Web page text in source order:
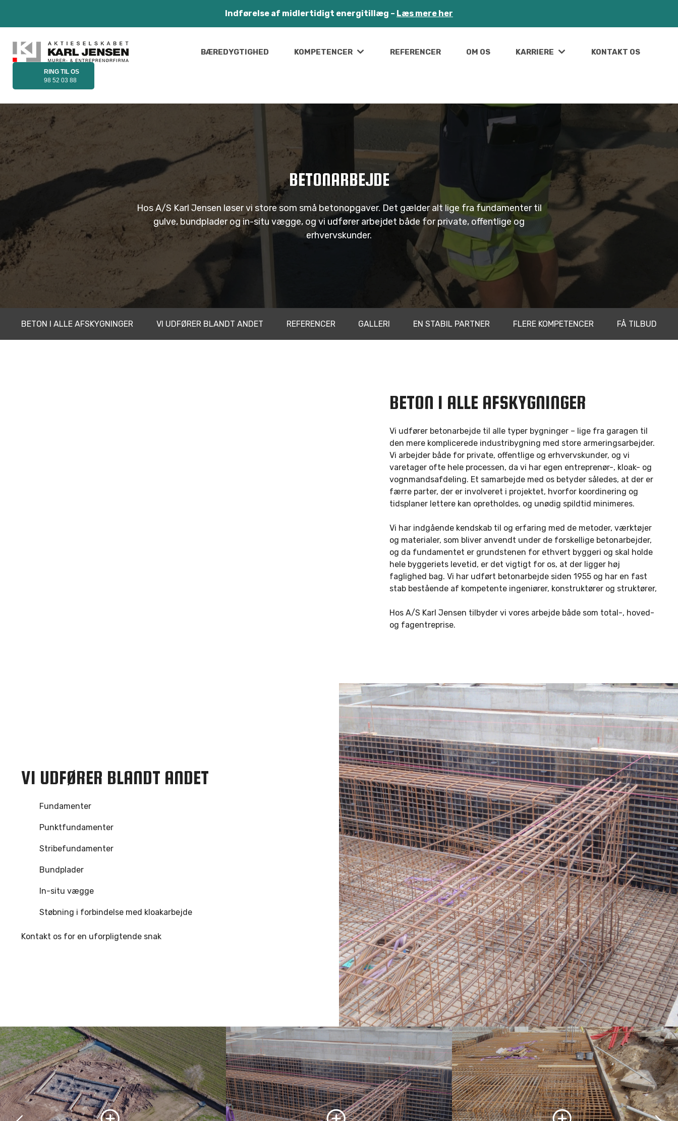
Indførelse af midlertidigt energitillæg – Læs mere her
BÆREDYGTIGHED KOMPETENCER REFERENCER OM OS KARRIERE KONTAKT OS
RING TIL OS
98 52 03 88
BETONARBEJDE
Hos A/S Karl Jensen løser vi store som små betonopgaver. Det gælder alt lige fra fundamenter til
gulve, bundplader og in-situ vægge, og vi udfører arbejdet både for private, offentlige og
erhvervskunder.
BETON I ALLE AFSKYGNINGER VI UDFØRER BLANDT ANDET REFERENCER GALLERI EN STABIL PARTNER FLERE KOMPETENCER FÅ TILBUD
BETON I ALLE AFSKYGNINGER
Vi udfører betonarbejde til alle typer bygninger – lige fra garagen til
den mere komplicerede industribygning med store armeringsarbejder.
Vi arbejder både for private, offentlige og erhvervskunder, og vi
varetager ofte hele processen, da vi har egen entreprenør-, kloak- og
vognmandsafdeling. Et samarbejde med os betyder således, at der er
færre parter, der er involveret i projektet, hvorfor koordinering og
tidsplaner lettere kan opretholdes, og unødig spildtid minimeres.
Vi har indgående kendskab til og erfaring med de metoder, værktøjer
og materialer, som bliver anvendt under de forskellige betonarbejder,
og da fundamentet er grundstenen for ethvert byggeri og skal holde
hele byggeriets levetid, er det vigtigt for os, at der ligger høj
faglighed bag. Vi har udført betonarbejde siden 1955 og har en fast
stab bestående af kompetente ingeniører, konstruktører og struktører,
Hos A/S Karl Jensen tilbyder vi vores arbejde både som total-, hoved-
og fagentreprise.
VI UDFØRER BLANDT ANDET
Fundamenter
Punktfundamenter
Stribefundamenter
Bundplader
In-situ vægge
Støbning i forbindelse med kloakarbejde
Kontakt os for en uforpligtende snak